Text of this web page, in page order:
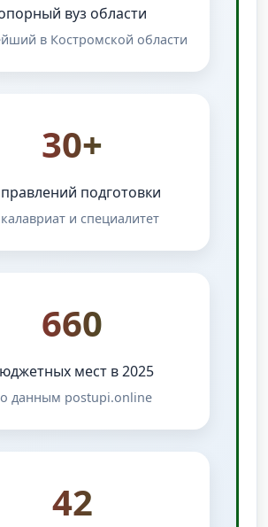
вуз области
в Костромской области
30+
подготовки
и специалитет
660
мест в 2025
данным postupi.online
42